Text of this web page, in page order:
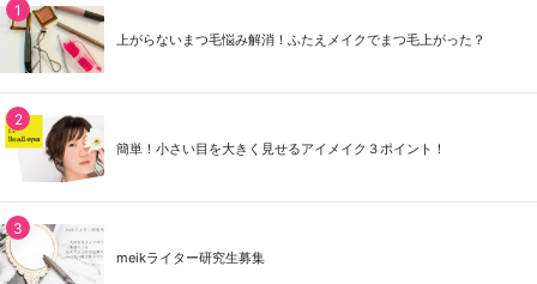
上がらないまつ毛悩み解消！ふたえメイクでまつ毛上がった？
簡単！小さい目を大きく見せるアイメイク３ポイント！
meikライター研究生募集